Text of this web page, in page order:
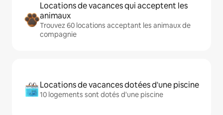
Locations de vacances qui acceptent les
animaux
Trouvez 60 locations acceptant les animaux de
compagnie
Locations de vacances dotées d'une piscine
10 logements sont dotés d'une piscine